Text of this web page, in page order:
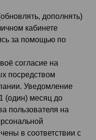
дополнять)
кабинете
за помощью по
согласие на
посредством
Уведомление
(один) месяц до
пользователя на
в соответствии с